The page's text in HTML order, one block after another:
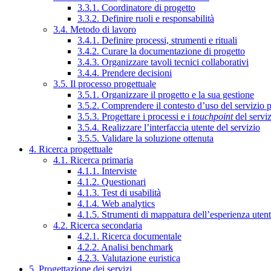
3.3.1. Coordinatore di progetto
3.3.2. Definire ruoli e responsabilità
3.4. Metodo di lavoro
3.4.1. Definire processi, strumenti e rituali
3.4.2. Curare la documentazione di progetto
3.4.3. Organizzare tavoli tecnici collaborativi
3.4.4. Prendere decisioni
3.5. Il processo progettuale
3.5.1. Organizzare il progetto e la sua gestione
3.5.2. Comprendere il contesto d’uso del servizio
3.5.3. Progettare i processi e i touchpointdel
3.5.4. Realizzare l’interfaccia utente del servizio
3.5.5. Validare la soluzione ottenuta
4. Ricerca progettuale
4.1. Ricerca primaria
4.1.1. Interviste
4.1.2. Questionari
4.1.3. Test di usabilità
4.1.4. Web analytics
4.1.5. Strumenti di mappatura dell’esperienza
4.2. Ricerca secondaria
4.2.1. Ricerca documentale
4.2.2. Analisi benchmark
4.2.3. Valutazione euristica
5. Progettazione dei servizi